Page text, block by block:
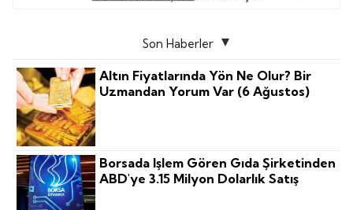
Son Haberler
Altın Fiyatlarında Yön Ne Olur? Bir
Uzmandan Yorum Var (6 Ağustos)
Borsada Işlem Gören Gıda Şirketinden
ABD'ye 3.15 Milyon Dolarlık Satış